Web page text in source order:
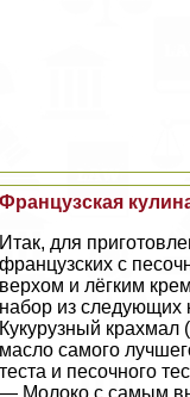
Французская
Итак, для
французских с
верхом и лёгким
набор из
Кукурузный
масло самого
теста и песочного